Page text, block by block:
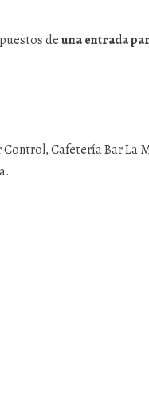
deuna entrada
Cafetería Bar La